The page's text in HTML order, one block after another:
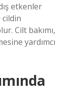
etkenler
Cilt bakımı,
yardımcı